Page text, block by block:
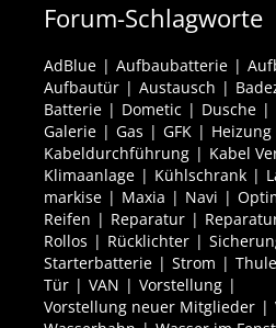
Forum-Schlagworte
AdBlue Aufbaubatterie
Aufbautür
Austausch
Batterie
Dometic Dusche
Galerie
Gas GFK Heizung
Kabeldurchführung
Kabel
Klimaanlage
Kühlschrank
markise
Maxia Navi
Reifen
Reparatur
Rollos
Rücklichter
Starterbatterie
Strom Thule
Tür
VAN
Vorstellung
Vorstellung neuer Mitglieder